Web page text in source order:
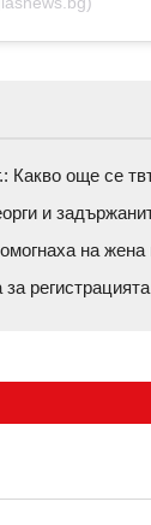
Какво още се
и
на